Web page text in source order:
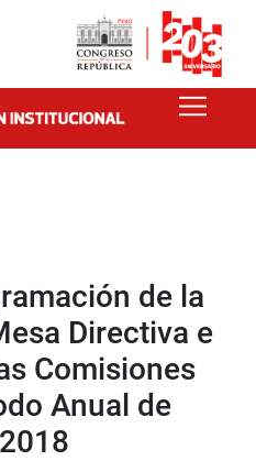
de la
Directiva e
Comisiones
Anual de